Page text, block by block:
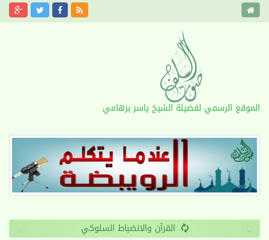
الموقع الرسمي لفضيلة الشيخ ياسر برهامي
القرآن والانضباط السلوكي ‹
›